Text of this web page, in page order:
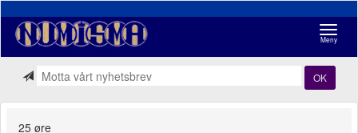
Meny
OK
25 øre